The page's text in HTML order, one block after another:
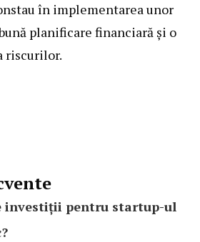
în implementarea unor
planificare financiară și o
riscurilor.
investiții pentru startup-ul